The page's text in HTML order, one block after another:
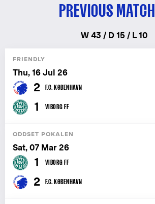
PREVIOUS
W 43 / D 15 / L 10
FRIENDLY
Thu, 16 Jul 26
2 F.C. KØBENHAVN
1 VIBORG FF
ODDSET POKALEN
Sat, 07 Mar 26
1 VIBORG FF
2 F.C. KØBENHAVN